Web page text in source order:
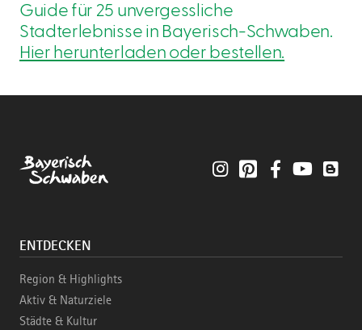
Guide für 25 unvergessliche
Stadterlebnisse in Bayerisch-Schwaben.
Hier herunterladen oder bestellen.
InstagramPinterestFacebookYouTube
ENTDECKEN
Region & Highlights
Aktiv & Naturziele
Städte & Kultur